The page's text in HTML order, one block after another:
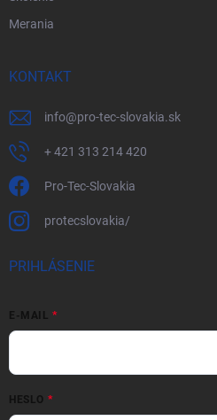
Merania
KONTAKT
info@pro-tec-slovakia.sk
+ 421 313 214 420
Pro-Tec-Slovakia
protecslovakia/
PRIHLÁSENIE
E-MAIL
HESLO